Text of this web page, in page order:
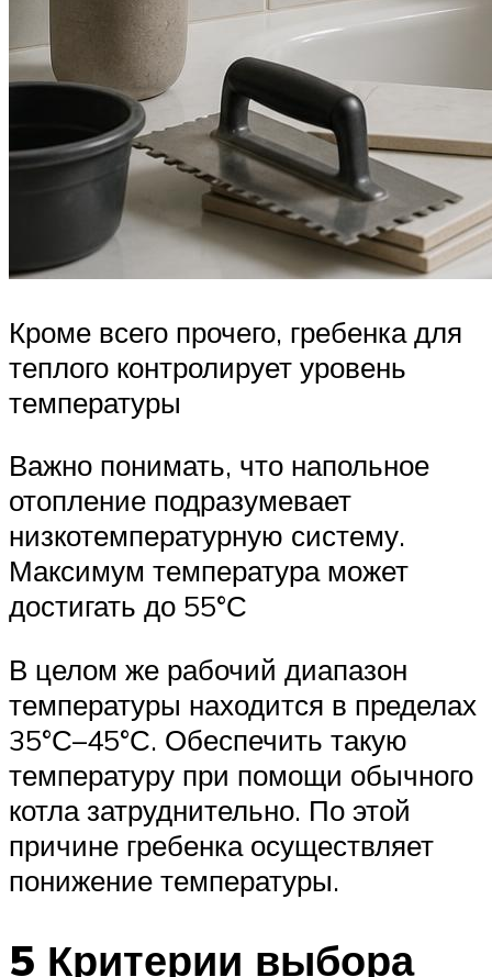
Кроме всего прочего, гребенка для
теплого контролирует уровень
температуры
Важно понимать, что напольное
отопление подразумевает
низкотемпературную систему.
Максимум температура может
достигать до 55°С
В целом же рабочий диапазон
температуры находится в пределах
35°С–45°С. Обеспечить такую
температуру при помощи обычного
котла затруднительно. По этой
причине гребенка осуществляет
понижение температуры.
5 Критерии выбора